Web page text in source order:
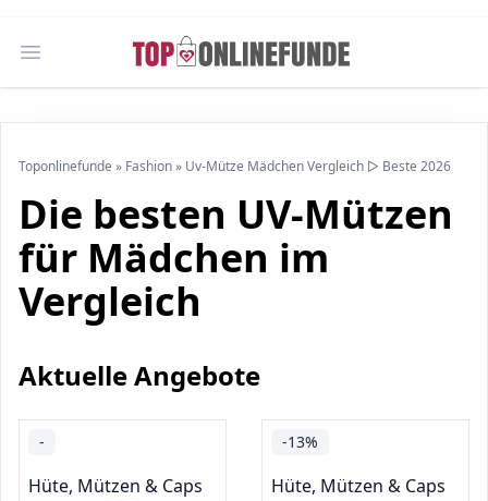
Open main menu
Toponlinefunde » Fashion» Uv-Mütze Mädchen Vergleich ▷ Beste 2026
Die besten UV-Mützen
für Mädchen im
Vergleich
Aktuelle Angebote
-
Hüte, Mützen & Caps
-13%
Hüte, Mützen & Caps